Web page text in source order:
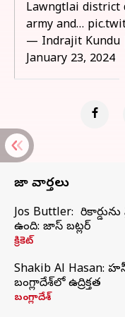
Lawngtlai district
army and…
— Indrajit
January 23, 2024
తాజా వార్తలు
Jos Buttler: నా
ఉంది: జాస్ బట్లర్
క్రికెట్
Shakib Al Hasan:
బంగ్లాదేశ్‌లో ఉద్రిక్తత
బంగ్లాదేశ్